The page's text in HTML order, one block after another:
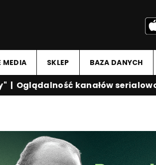
MEDIA SKLEP BAZA DANYCH
Oglądalność kanałów serialowo-